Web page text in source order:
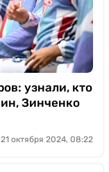
узнали, кто
Зинченко
21 октября 2024, 08:22